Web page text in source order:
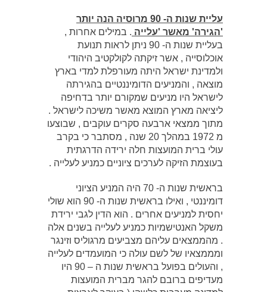
עליית שנות ה- 90 מרוסיה הנה יותר
'הגירה' מאשר 'עלייה . במילים אחרות ,
בעליית שנות ה- 90 ניתן לראות תנועת
אוכלוסייה , אשר זיקתה לקולקטיב היהודי
ולמדינת ישראל היתה מעורפלת למדי בארץ
מוצאה , והמניעים הדומיננטיים בהגירתה
לישראל היו מניעים שמקורם יותר בדחיפה
ליציאה מארץ המוצא מאשר משיכה לישראל .
מתוך ממצאי ארבעה סקרים עוקבים , שבוצעו
מ 1972 במהלך 20 שנה , מסתבר כי בקרב
עולי ברית המועצות חלה ירידה הדרגתית
בעוצמת הזיקה לערכים ציוניים כמניע לעלייה .
בראשית שנות ה- 70 היה המניע הציוני
דומיננטי , ואילו בראשית שנות ה- 90 הוא שולי
יחסית למניעים אחרים . הוא הדין לגבי ירידת
משקל האנטישמיות כמניע לעלייה בשנים אלה
. מהממצאים עליהם מצביעים מרגוליס וזינגר
ומממצאיו של לשם עולה כי המועמדים לעלייה
, והעולים בפועל בראשית שנות ה – 90 היו
מעדיפים ברובם להגר מברית המועצות